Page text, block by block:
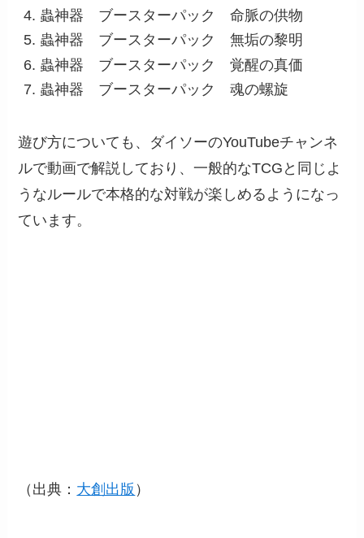
蟲神器 ブースターパック 命脈の供物
蟲神器 ブースターパック 無垢の黎明
蟲神器 ブースターパック 覚醒の真価
蟲神器 ブースターパック 魂の螺旋
遊び方についても、ダイソーのYouTubeチャンネ
ルで動画で解説しており、一般的なTCGと同じよ
うなルールで本格的な対戦が楽しめるようになっ
ています。
（出典： 大創出版 ）